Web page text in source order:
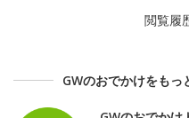
閲覧履
GWのおでかけをもっ